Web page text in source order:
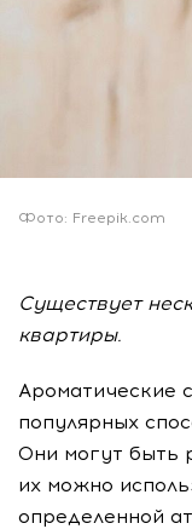
Фото: Freepik.com
Существует
квартиры.
Ароматические
популярных
Они могут быть
их можно
определенной